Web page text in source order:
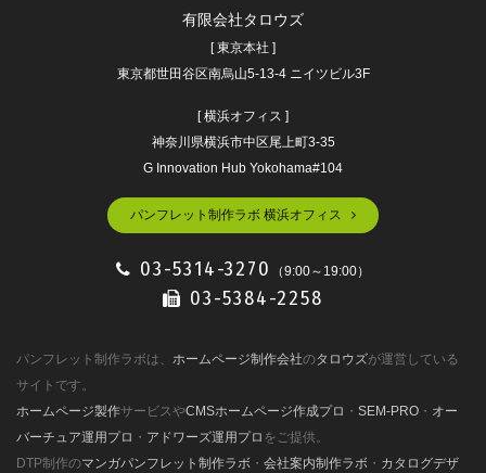
有限会社タロウズ
[ 東京本社 ]
東京都世田谷区南烏山5-13-4 ニイツビル3F
[ 横浜オフィス ]
神奈川県横浜市中区尾上町3-35
G Innovation Hub Yokohama#104
パンフレット制作ラボ 横浜オフィス
03-5314-3270 （9:00～19:00）
03-5384-2258
パンフレット制作ラボは、 ホームページ制作会社のタロウズが運営している
サイトです。
ホームページ製作サービスやCMSホームページ作成プロ ・ SEM-PRO ・ オー
バーチュア運用プロ ・ アドワーズ運用プロ をご提供。
DTP制作のマンガパンフレット制作ラボ ・ 会社案内制作ラボ ・ カタログデザ